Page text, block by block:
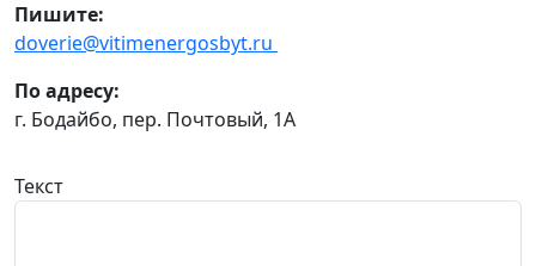
Пишите:
doverie@vitimenergosbyt.ru
По адресу:
г. Бодайбо, пер. Почтовый, 1А
Текст